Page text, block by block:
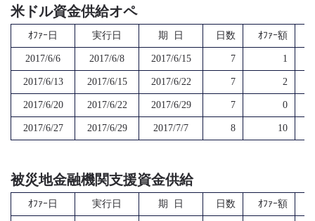
米ドル資金供給オペ
ｵﾌｧｰ日 実行日 期 日 日数 ｵﾌｧｰ額
2017/6/6 2017/6/8 2017/6/15 7 1
2017/6/13 2017/6/15 2017/6/22 7 2
2017/6/20 2017/6/22 2017/6/29 7 0
2017/6/27 2017/6/29 2017/7/7 8 10
被災地金融機関支援資金供給
ｵﾌｧｰ日 実行日 期 日 日数 ｵﾌｧｰ額